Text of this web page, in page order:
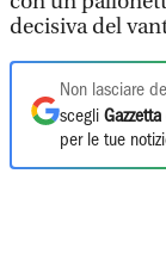
decisiva del
Non lasciare
scegli
per le tue